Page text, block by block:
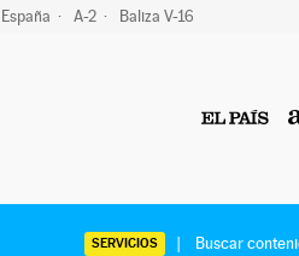
A-2 Baliza V-16
SERVICIOS